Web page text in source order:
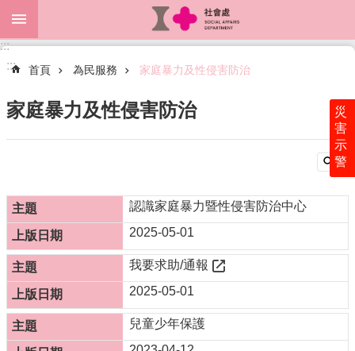
跳到主要內容區塊
進
階
本
處
最
新
消
息
為
民
災
害
示
警
:::
:::
首頁 為民服務 家庭暴力及性侵害防治
家庭暴力及性侵害防治
認識家庭暴力暨性侵害防治中心
2025-05-01
我要求助/通報
2025-05-01
兒童少年保護